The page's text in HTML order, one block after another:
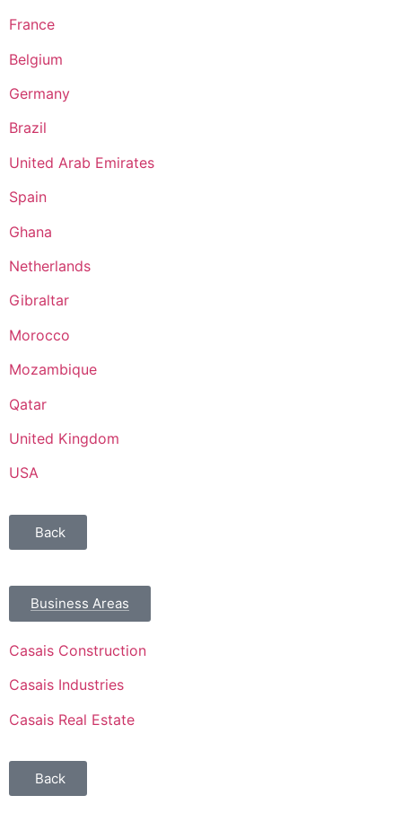
France
Belgium
Germany
Brazil
United Arab Emirates
Spain
Ghana
Netherlands
Gibraltar
Morocco
Mozambique
Qatar
United Kingdom
USA
Back
Business Areas
Casais Construction
Casais Industries
Casais Real Estate
Back